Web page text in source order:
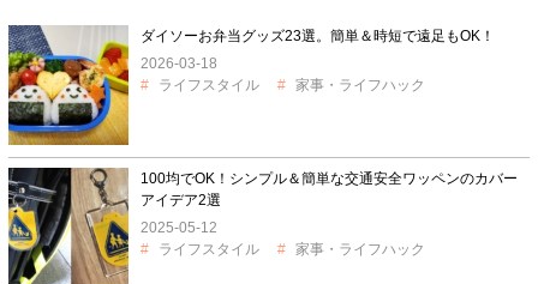
ダイソーお弁当グッズ23選。簡単＆時短で遠足もOK！
2026-03-18
ライフスタイル
家事・ライフハック
100均でOK！シンプル＆簡単な交通安全ワッペンのカバー
アイデア2選
2025-05-12
ライフスタイル
家事・ライフハック